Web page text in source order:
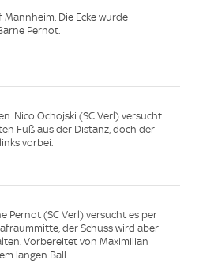
Mannheim. Die Ecke wurde
Pernot.
Nico Ochojski (SC Verl) versucht
Fuß aus der Distanz, doch der
vorbei.
Pernot (SC Verl) versucht es per
der Schuss wird aber
Vorbereitet von Maximilian
langen Ball.